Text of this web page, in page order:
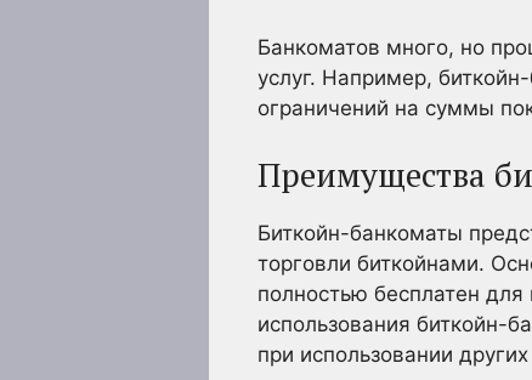
Банкоматов много, но
услуг. Например,
ограничений на суммы
Преимущества
Биткойн-банкоматы
торговли биткойнами.
полностью бесплатен
использования биткойн-
при использовании